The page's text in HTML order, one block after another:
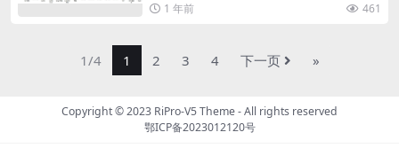
1 年前
461
1/4 1 2 3 4 下一页 »
Copyright © 2023 RiPro-V5 Theme- All rights reserved
鄂ICP备2023012120号